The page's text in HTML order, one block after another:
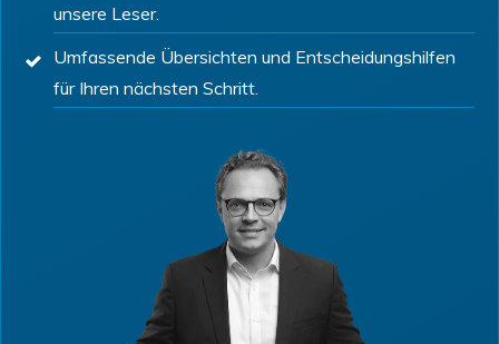
unsere Leser.
Umfassende Übersichten und Entscheidungshilfen
für Ihren nächsten Schritt.